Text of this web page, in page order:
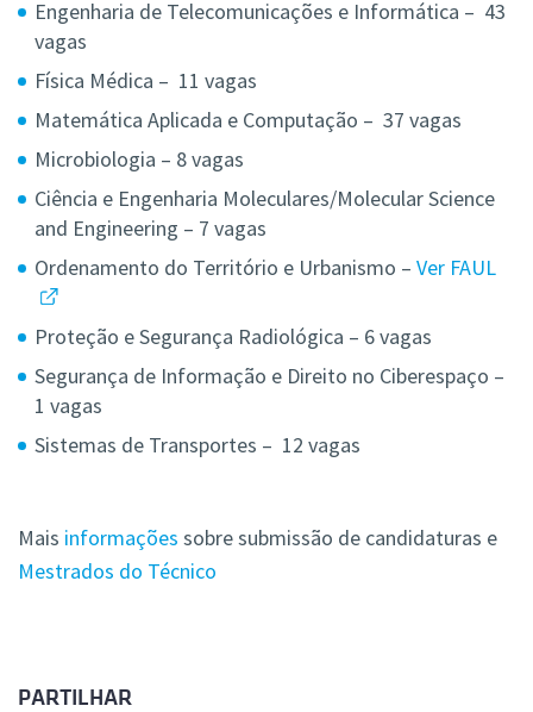
Engenharia de Telecomunicações e Informática – 43
vagas
Física Médica – 11 vagas
Matemática Aplicada e Computação – 37 vagas
Microbiologia – 8 vagas
Ciência e Engenharia Moleculares/Molecular Science
and Engineering – 7 vagas
Ordenamento do Território e Urbanismo – Ver FAUL
Proteção e Segurança Radiológica – 6 vagas
Segurança de Informação e Direito no Ciberespaço –
1 vagas
Sistemas de Transportes – 12 vagas
Mais informações sobre submissão de candidaturas e
Mestrados do Técnico
PARTILHAR